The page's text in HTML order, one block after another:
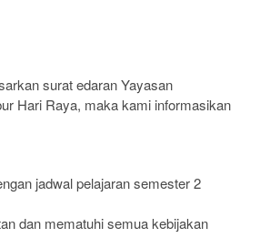
surat edaran Yayasan
Hari Raya, maka kami informasikan
jadwal pelajaran semester 2
dan mematuhi semua kebijakan